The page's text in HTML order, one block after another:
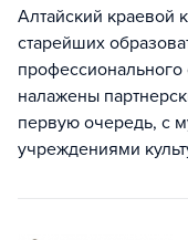
Алтайский краевой
старейших
налажены
первую очередь, с
учреждениями